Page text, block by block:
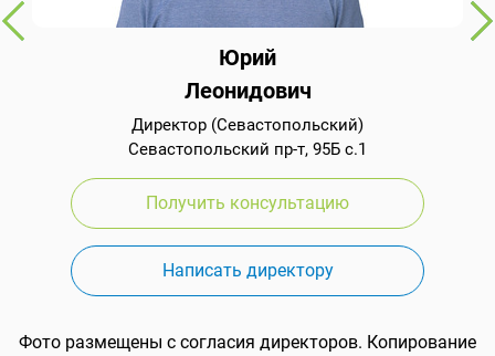
Юрий
Леонидович
Директор (Севастопольский)
Севастопольский пр-т, 95Б с.1
Получить консультацию
Написать директору
Фото размещены с согласия директоров. Копирование